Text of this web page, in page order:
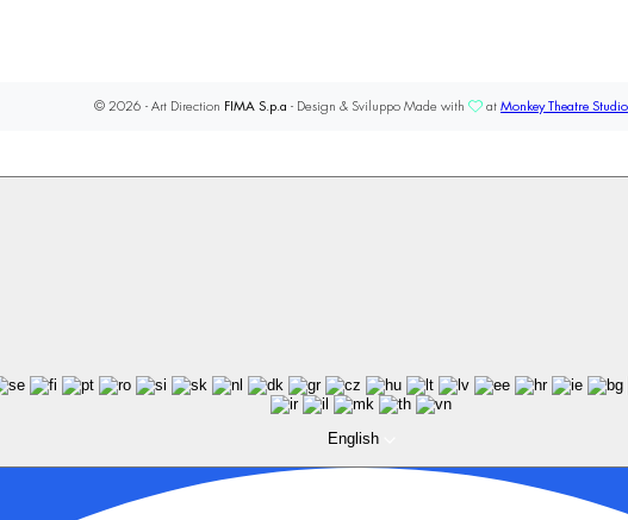
© 2026 - Art Direction FIMA S.p.a - Design & Sviluppo Made with at Monkey Theatre Studio
English